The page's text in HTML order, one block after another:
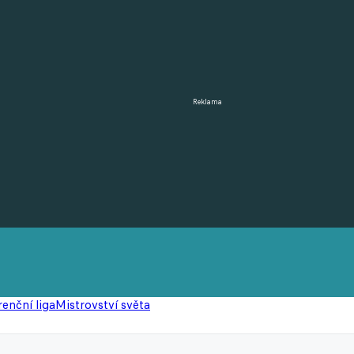
Reklama
ligaMistrovství světa